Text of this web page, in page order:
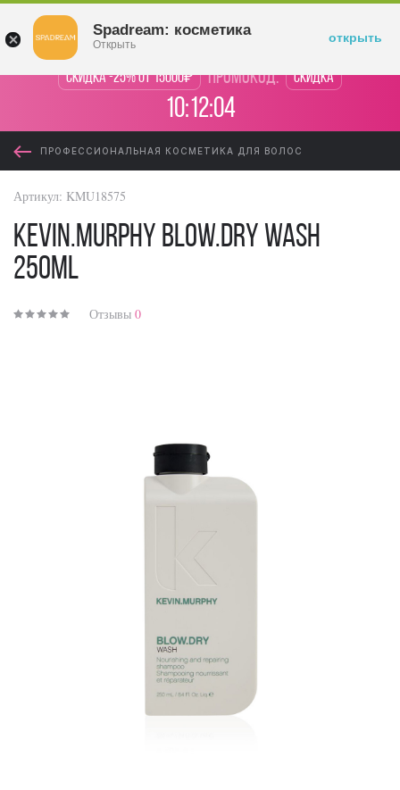
Скидка -25% от 15000₽ промокод: Скидка
10:12:04
ПРОФЕССИОНАЛЬНАЯ КОСМЕТИКА ДЛЯ ВОЛОС
Артикул: KMU18575
KEVIN.MURPHY Blow.Dry Wash
250ml
Отзывы 0
Spadream: косметика
Открыть открыть